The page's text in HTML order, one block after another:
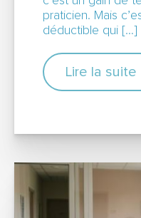
praticien. Mais
déductible qui […]
Lire la suite